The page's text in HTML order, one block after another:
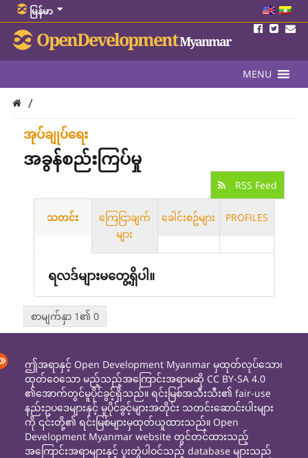
မြန်မာ
OpenDevelopmentMyanmar
MENU
/
အုပ်ချုပ်ရေး
အခွန်စည်းကြပ်မှု
RSS Feed
သတင်း
ကြေငြာချက်
များ
ခေါင်းစဥ်များ PROFILES
ရလဒ်များမတွေ့ရှိပါ။
စာမျက်နှာ 1၏ 0
ဤအရာနှင့် Open Development Myanmar မှထုတ်လုပ်သော၊
ထုတ်ဝေသော မည့်သည့်အကြောင်းအရာမဆို CC BY-SA 4.0
၏အောက်တွင်မူပိုင်ခွင့်ရှိသည်။ ရင်းမြစ်အသီးသီး၏ fair-use
နည်းဥပဒေများနှင့် မူပိုင်ခွင့်များအတိုင်း သတင်းဆောင်းပါးများ
ကို ၎င်းတို့၏ ရင်းမြစ်များမှထုတ်ယူထားသည်။ Open
Development Myanmar website တွင်တင်ထားသည့်
အကြောင်းအရာများနှင့် ပူးတွဲပါဝင်သည့် database များသည်